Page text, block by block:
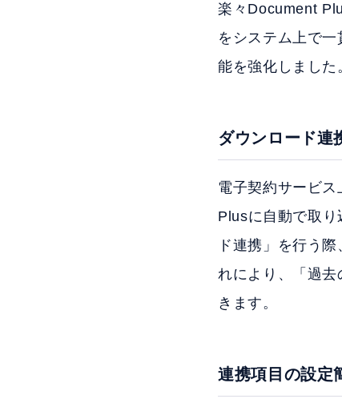
楽々Document
をシステム上で
能を強化しました
ダウンロード連
電子契約サービ
Plusに自動で取
ド連携」を行う
れにより、「過
きます。
連携項目の設定